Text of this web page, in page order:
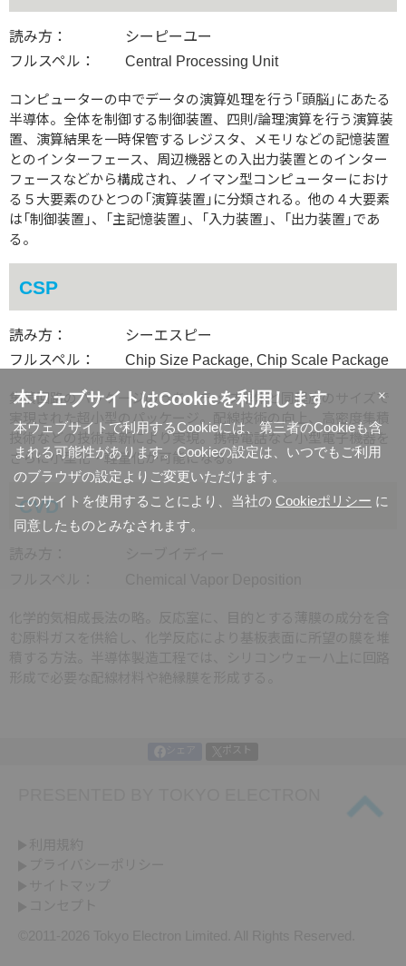
本ウェブサイトはCookieを利用します ×
本ウェブサイトで利用するCookieには、第三者のCookieも含
まれる可能性があります。Cookieの設定は、いつでもご利用
のブラウザの設定よりご変更いただけます。
このサイトを使用することにより、当社の Cookieポリシー に
同意したものとみなされます。
読み方：
シーピーユー
フルスペル：
Central Processing Unit
コンピューターの中でデータの演算処理を行う「頭脳」にあたる
半導体。全体を制御する制御装置、四則/論理演算を行う演算装
置、演算結果を一時保管するレジスタ、メモリなどの記憶装置
とのインターフェース、周辺機器との入出力装置とのインター
フェースなどから構成され、ノイマン型コンピューターにおけ
る５大要素のひとつの「演算装置」に分類される。他の４大要素
は「制御装置」、「主記憶装置」、「入力装置」、「出力装置」であ
る。
CSP
読み方：
シーエスピー
フルスペル：
Chip Size Package, Chip Scale Package
集積回路のパッケージのうち、チップ単体と同程度のサイズで
実現された超小型のパッケージ。配線技術の向上、高密度集積
技術などの技術革新により実現。携帯電話など小型電子機器を
さらに小型化・軽量化が可能になる。
CVD
ポスト